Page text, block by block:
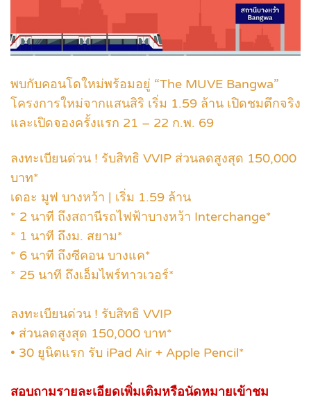
พบกับคอนโดใหม่พร้อมอยู่ “The MUVE Bangwa”
โครงการใหม่จากแสนสิริ เริ่ม 1.59 ล้าน เปิดชมตึกจริง
และเปิดจองครั้งแรก 21 – 22 ก.พ. 69
ลงทะเบียนด่วน ! รับสิทธิ VVIP ส่วนลดสูงสุด 150,000
บาท*
เดอะ มูฟ บางหว้า | เริ่ม 1.59 ล้าน
* 2 นาที ถึงสถานีรถไฟฟ้าบางหว้า Interchange*
* 1 นาที ถึงม. สยาม*
* 6 นาที ถึงซีคอน บางแค*
* 25 นาที ถึงเอ็มไพร์ทาวเวอร์*
ลงทะเบียนด่วน ! รับสิทธิ VVIP
• ส่วนลดสูงสุด 150,000 บาท*
• 30 ยูนิตแรก รับ iPad Air + Apple Pencil*
สอบถามรายละเอียดเพิ่มเติมหรือนัดหมายเข้าชม